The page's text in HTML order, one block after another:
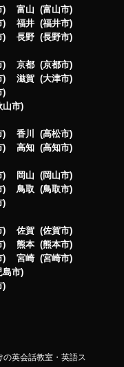
富山
富山市
福井
福井市
長野 長野市
京都
京都市
滋賀
大津市
山市
香川
高松市
高知 高知市
岡山
岡山市
鳥取
鳥取市
佐賀
佐賀市
熊本
熊本市
宮崎
宮崎市
島市
英会話教室・英語ス